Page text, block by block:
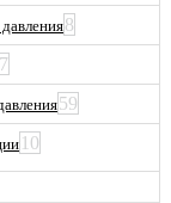
8
59
10